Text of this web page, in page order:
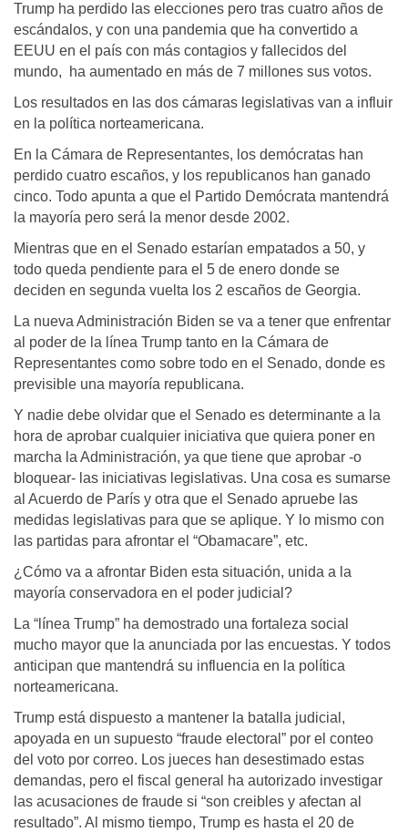
Trump ha perdido las elecciones pero tras cuatro años de
escándalos, y con una pandemia que ha convertido a
EEUU en el país con más contagios y fallecidos del
mundo, ha aumentado en más de 7 millones sus votos.
Los resultados en las dos cámaras legislativas van a influir
en la política norteamericana.
En la Cámara de Representantes, los demócratas han
perdido cuatro escaños, y los republicanos han ganado
cinco. Todo apunta a que el Partido Demócrata mantendrá
la mayoría pero será la menor desde 2002.
Mientras que en el Senado estarían empatados a 50, y
todo queda pendiente para el 5 de enero donde se
deciden en segunda vuelta los 2 escaños de Georgia.
La nueva Administración Biden se va a tener que enfrentar
al poder de la línea Trump tanto en la Cámara de
Representantes como sobre todo en el Senado, donde es
previsible una mayoría republicana.
Y nadie debe olvidar que el Senado es determinante a la
hora de aprobar cualquier iniciativa que quiera poner en
marcha la Administración, ya que tiene que aprobar -o
bloquear- las iniciativas legislativas. Una cosa es sumarse
al Acuerdo de París y otra que el Senado apruebe las
medidas legislativas para que se aplique. Y lo mismo con
las partidas para afrontar el “Obamacare”, etc.
¿Cómo va a afrontar Biden esta situación, unida a la
mayoría conservadora en el poder judicial?
La “línea Trump” ha demostrado una fortaleza social
mucho mayor que la anunciada por las encuestas. Y todos
anticipan que mantendrá su influencia en la política
norteamericana.
Trump está dispuesto a mantener la batalla judicial,
apoyada en un supuesto “fraude electoral” por el conteo
del voto por correo. Los jueces han desestimado estas
demandas, pero el fiscal general ha autorizado investigar
las acusaciones de fraude si “son creibles y afectan al
resultado”. Al mismo tiempo, Trump es hasta el 20 de